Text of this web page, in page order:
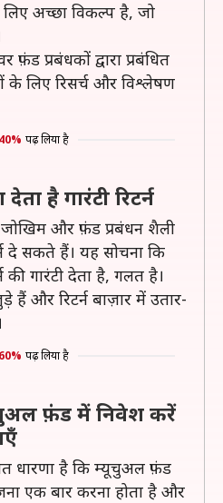
अच्छा विकल्प है, जो
प्रबंधकों द्वारा प्रबंधित
के लिए रिसर्च और विश्लेषण
40% पढ़ लिया है
है गारंटी रिटर्न
और फ़ंड प्रबंधन शैली
दे सकते हैं। यह सोचना कि
गारंटी देता है, गलत है।
और रिटर्न बाज़ार में उतार-
60% पढ़ लिया है
फ़ंड में निवेश करें
धारणा है कि म्यूचुअल फ़ंड
एक बार करना होता है और